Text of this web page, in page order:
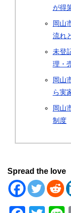
が得
岡山
流れ
未登
理・
岡山
ら実
岡山
制度
Spread the love